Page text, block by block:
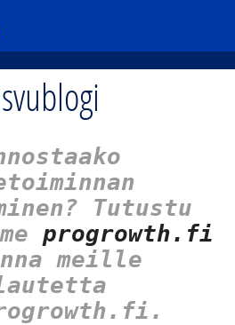
Tutustu
progrowth.fi
meille